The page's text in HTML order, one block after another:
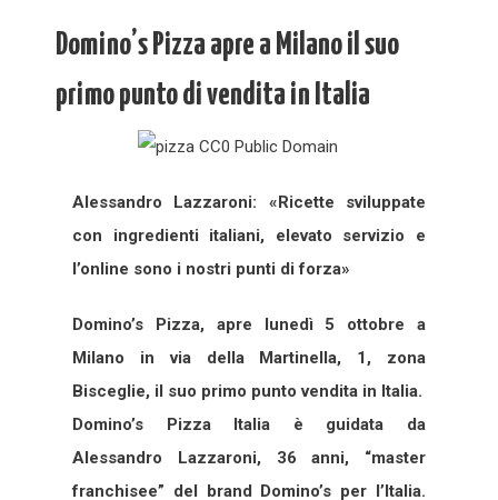
Domino’s Pizza apre a Milano il suo
primo punto di vendita in Italia
Alessandro Lazzaroni: «Ricette sviluppate
con ingredienti italiani, elevato servizio e
l’online sono i nostri punti di forza»
Domino’s Pizza, apre lunedì 5 ottobre a
Milano in via della Martinella, 1, zona
Bisceglie, il suo primo punto vendita in Italia.
Domino’s Pizza Italia è guidata da
Alessandro Lazzaroni, 36 anni, “master
franchisee” del brand Domino’s per l’Italia.